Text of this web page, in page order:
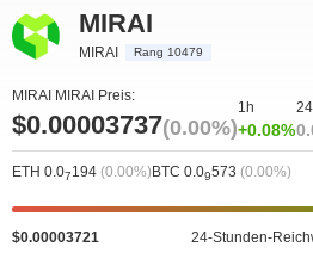
MIRAI
MIRAI Rang 10479
MIRAI MIRAI Preis:
$0.00003737(0.00%)
1h
+0.08%
ETH 0.07194 (0.00%) BTC 0.09573 (0.00%)
$0.00003721 24-Stunden-